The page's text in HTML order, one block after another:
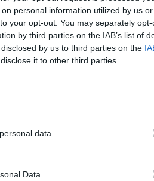
personal information utilized by us
your opt-out. You may separately
by third parties on the IAB’s list of
by us to third parties on the
it to other third parties.
data.
Data.
járvány miatt
is úrrá tudnak lenni a
és ezzel Finnországban az
ugyanakkor...